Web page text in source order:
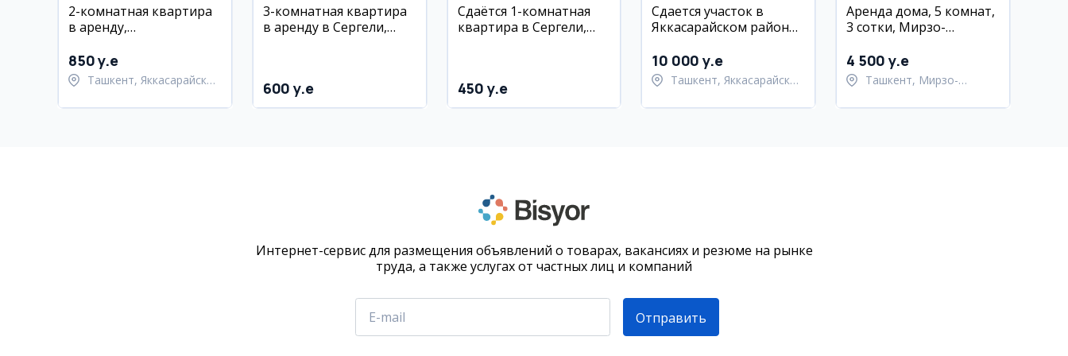
2-комнатная квартира
в аренду,
Кушбеги
850 y.e
Ташкент, Яккасарайский
3-комнатная квартира
в аренду в Сергели,
600 y.e
Сдаётся 1-комнатная
квартира в Сергели,
450 y.e
Сдается участок в
Яккасарайском районе,
10 000 y.e
Ташкент, Яккасарайский
Аренда дома, 5 комнат,
3 сотки, Мирзо-
4 500 y.e
Ташкент, Мирзо-
Интернет-сервис для размещения объявлений о товарах, вакансиях и резюме на рынке
труда, а также услугах от частных лиц и компаний
Отправить